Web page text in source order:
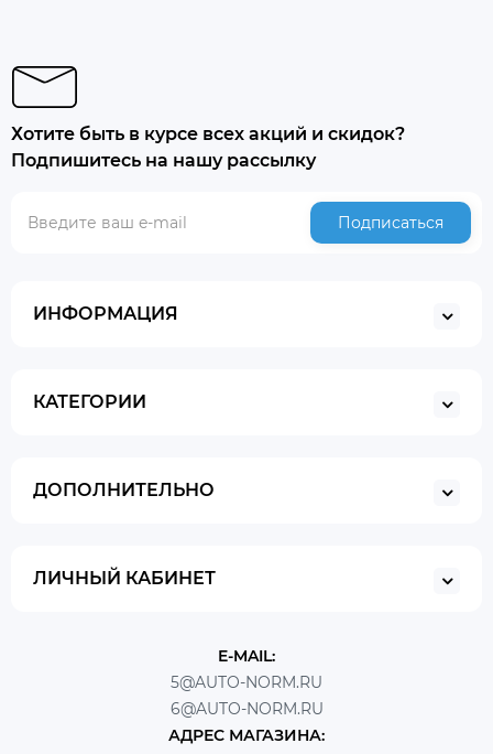
Хотите быть в курсе всех акций и скидок?
Подпишитесь на нашу рассылку
Подписаться
ИНФОРМАЦИЯ
КАТЕГОРИИ
ДОПОЛНИТЕЛЬНО
ЛИЧНЫЙ КАБИНЕТ
E-MAIL:
5@AUTO-NORM.RU
6@AUTO-NORM.RU
АДРЕС МАГАЗИНА: